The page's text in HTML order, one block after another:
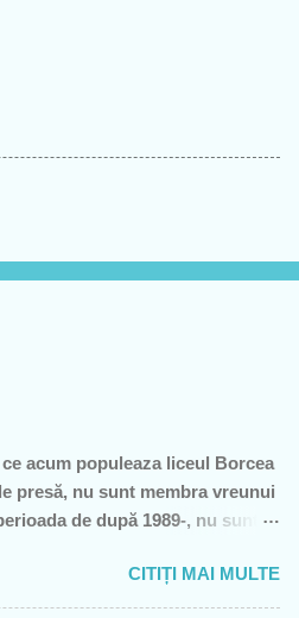
acum populeaza liceul Borcea
presă, nu sunt membra vreunui
de după 1989-, nu sunt
prestaţiei sale- asa cum rezultă
Recunosc acum că
CITIȚI MAI MULTE